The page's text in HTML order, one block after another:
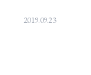
2019.09.23